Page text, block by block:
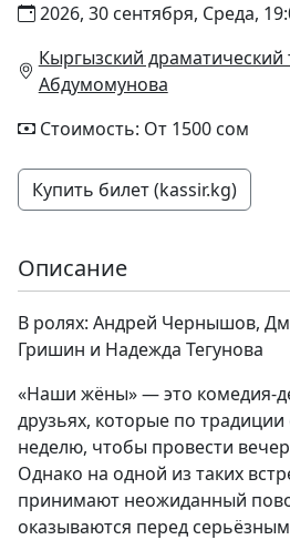
2026, 30 сентября, Среда,
Кыргызский драматический
Абдумомунова
Стоимость: От 1500 сом
Купить билет (kassir.kg)
Описание
В ролях: Андрей Чернышов,
Гришин и Надежда Тегунова
«Наши жёны» — это комедия-
друзьях, которые по
неделю, чтобы провести
Однако на одной из таких
принимают неожиданный
оказываются перед